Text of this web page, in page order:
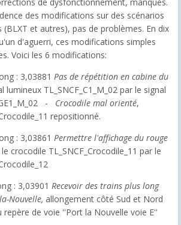
des modifications sur des scénarios
(BLXT et autres), pas de problèmes. En dix
d'aguerri, ces modifications simples
Voici les 6 modifications:
: 3,03881 Pas de répétition en cabine du
lumineux TL_SNCF_C1_M_02 par le signal
- Crocodile mal orienté,
repositionné.
: 3,03861 Permettre l'affichage du rouge
crocodile TL_SNCF_Crocodile_11 par le
: 3,03901 Recevoir des trains plus long
Nouvelle, allongement côté Sud et Nord
repère de voie ''Port la Nouvelle voie E''